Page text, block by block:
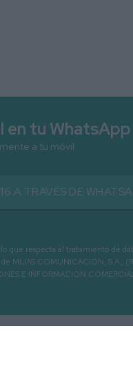
en tu WhatsApp
a tu móvil
A TRAVÉS DE
que respecta al tratamiento de
MIJAS COMUNICACIÓN, S.A.,
E INFORMACIÓN